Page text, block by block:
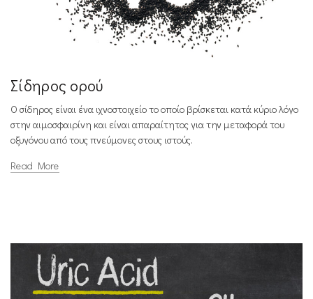
Σίδηρος ορού
Ο σίδηρος είναι ένα ιχνοστοιχείο το οποίο βρίσκεται κατά κύριο λόγο
στην αιμοσφαιρίνη και είναι απαραίτητος για την μεταφορά του
οξυγόνου από τους πνεύμονες στους ιστούς.
Read More